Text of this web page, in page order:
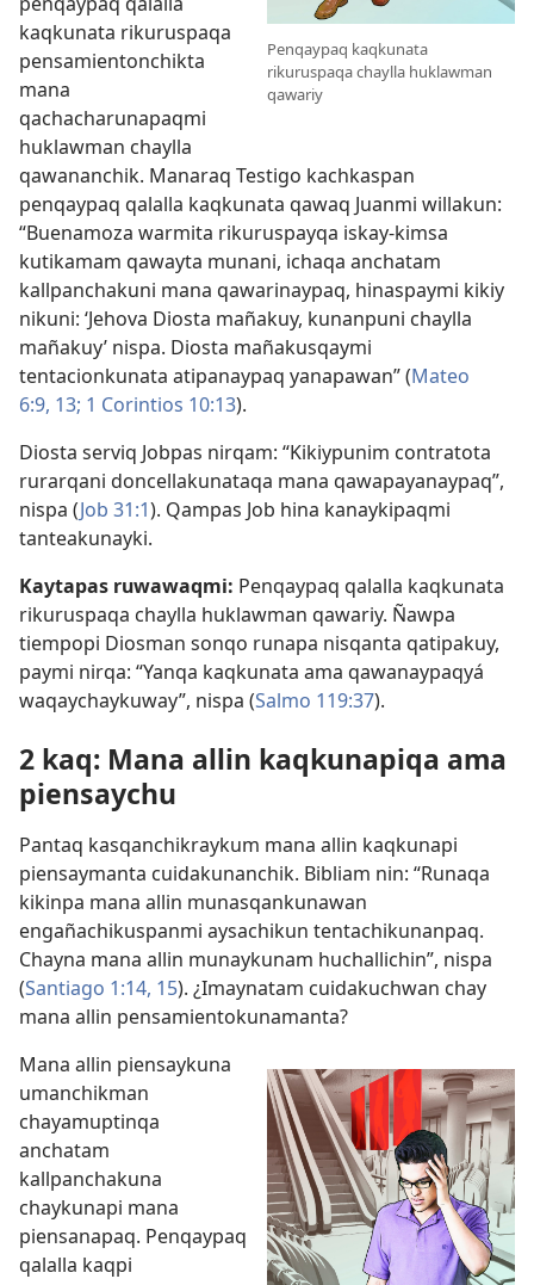
Penqaypaq kaqkunata
rikuruspaqa chaylla huklawman
qawariy
kaqkunata rikuruspaqa
pensamientonchikta
mana
qachacharunapaqmi
huklawman chaylla
qawananchik. Manaraq Testigo kachkaspan
penqaypaq qalalla kaqkunata qawaq Juanmi willakun:
“Buenamoza warmita rikuruspayqa iskay-kimsa
kutikamam qawayta munani, ichaqa anchatam
kallpanchakuni mana qawarinaypaq, hinaspaymi kikiy
nikuni: ‘Jehova Diosta mañakuy, kunanpuni chaylla
mañakuy’ nispa. Diosta mañakusqaymi
tentacionkunata atipanaypaq yanapawan” (Mateo
6:9, 13; 1 Corintios 10:13).
Diosta serviq Jobpas nirqam: “Kikiypunim contratota
rurarqani doncellakunataqa mana qawapayanaypaq”,
nispa (Job 31:1). Qampas Job hina kanaykipaqmi
tanteakunayki.
Kaytapas ruwawaqmi: Penqaypaq qalalla kaqkunata
rikuruspaqa chaylla huklawman qawariy. Ñawpa
tiempopi Diosman sonqo runapa nisqanta qatipakuy,
paymi nirqa: “Yanqa kaqkunata ama qawanaypaqyá
waqaychaykuway”, nispa (Salmo 119:37).
2 kaq: Mana allin kaqkunapiqa ama
piensaychu
Pantaq kasqanchikraykum mana allin kaqkunapi
piensaymanta cuidakunanchik. Bibliam nin: “Runaqa
kikinpa mana allin munasqankunawan
engañachikuspanmi aysachikun tentachikunanpaq.
Chayna mana allin munaykunam huchallichin”, nispa
(Santiago 1:14, 15). ¿Imaynatam cuidakuchwan chay
mana allin pensamientokunamanta?
Mana allin piensaykuna
umanchikman
chayamuptinqa
anchatam
kallpanchakuna
chaykunapi mana
piensanapaq. Penqaypaq
qalalla kaqpi